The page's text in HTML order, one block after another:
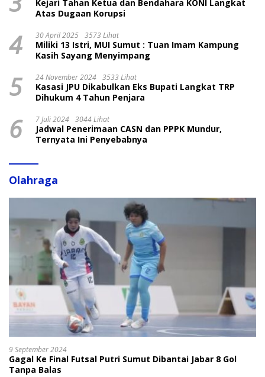
Kejari Tahan Ketua dan Bendahara KONI Langkat
Atas Dugaan Korupsi
4 30 April 2025 3573 Lihat
Miliki 13 Istri, MUI Sumut : Tuan Imam Kampung
Kasih Sayang Menyimpang
5 24 November 2024 3533 Lihat
Kasasi JPU Dikabulkan Eks Bupati Langkat TRP
Dihukum 4 Tahun Penjara
6 7 Juli 2024 3044 Lihat
Jadwal Penerimaan CASN dan PPPK Mundur,
Ternyata Ini Penyebabnya
Olahraga
9 September 2024
Gagal Ke Final Futsal Putri Sumut Dibantai Jabar 8 Gol
Tanpa Balas